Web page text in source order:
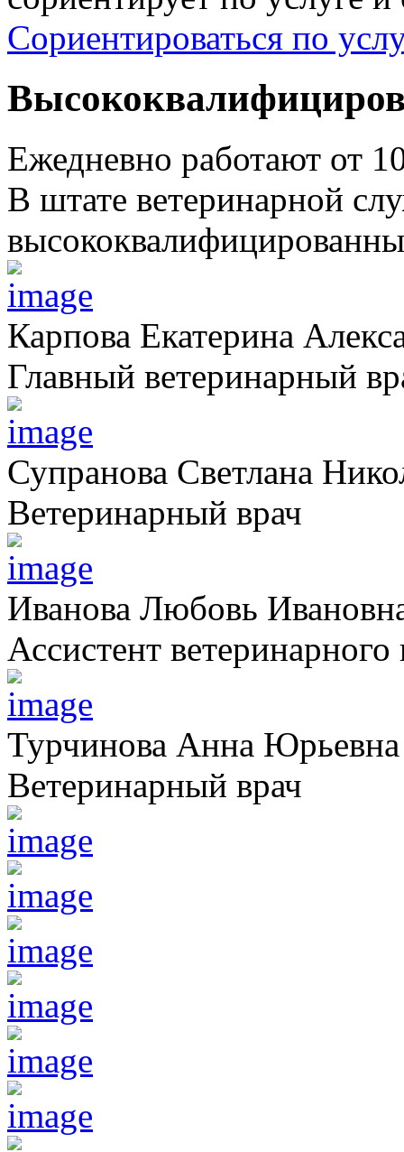
Сориентироваться по
Ежедневно работают от
В штате ветеринарной
Карпова Екатерина
Главный ветеринарный
Супранова Светлана
Ветеринарный врач
Иванова Любовь
Ассистент ветеринарного
Турчинова Анна Юрьевна
Ветеринарный врач